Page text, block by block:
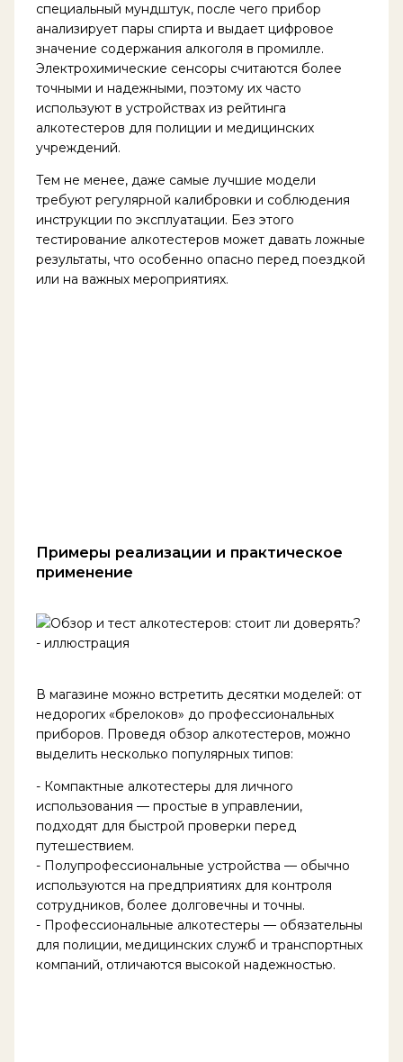
специальный мундштук, после чего прибор
анализирует пары спирта и выдает цифровое
значение содержания алкоголя в промилле.
Электрохимические сенсоры считаются более
точными и надежными, поэтому их часто
используют в устройствах из рейтинга
алкотестеров для полиции и медицинских
учреждений.
Тем не менее, даже самые лучшие модели
требуют регулярной калибровки и соблюдения
инструкции по эксплуатации. Без этого
тестирование алкотестеров может давать ложные
результаты, что особенно опасно перед поездкой
или на важных мероприятиях.
Примеры реализации и практическое
применение
В магазине можно встретить десятки моделей: от
недорогих «брелоков» до профессиональных
приборов. Проведя обзор алкотестеров, можно
выделить несколько популярных типов:
- Компактные алкотестеры для личного
использования — простые в управлении,
подходят для быстрой проверки перед
путешествием.
- Полупрофессиональные устройства — обычно
используются на предприятиях для контроля
сотрудников, более долговечны и точны.
- Профессиональные алкотестеры — обязательны
для полиции, медицинских служб и транспортных
компаний, отличаются высокой надежностью.